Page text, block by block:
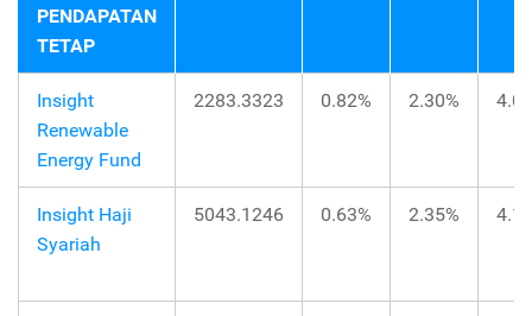
PENDAPATAN
TETAP
Insight
Renewable
Energy Fund
2283.3323 0.82% 2.30%
Insight Haji
Syariah
5043.1246 0.63% 2.35%